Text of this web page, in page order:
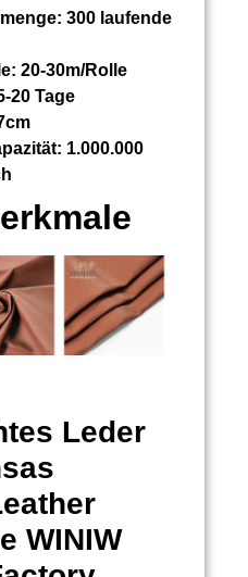
300 laufende
20-30m/Rolle
20 Tage
1.000.000
Leder
WINIW